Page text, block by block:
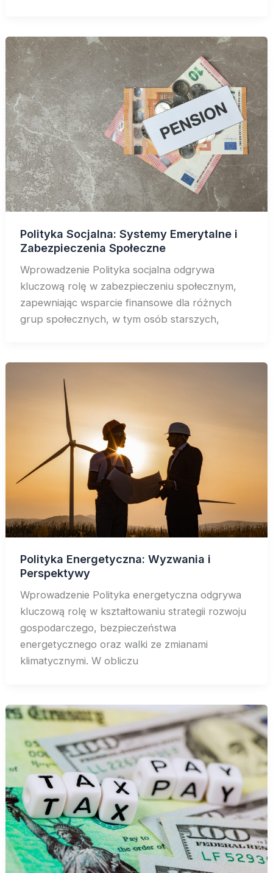
Polityka Socjalna: Systemy Emerytalne i
Zabezpieczenia Społeczne
Wprowadzenie Polityka socjalna odgrywa
kluczową rolę w zabezpieczeniu społecznym,
zapewniając wsparcie finansowe dla różnych
grup społecznych, w tym osób starszych,
Polityka Energetyczna: Wyzwania i
Perspektywy
Wprowadzenie Polityka energetyczna odgrywa
kluczową rolę w kształtowaniu strategii rozwoju
gospodarczego, bezpieczeństwa
energetycznego oraz walki ze zmianami
klimatycznymi. W obliczu